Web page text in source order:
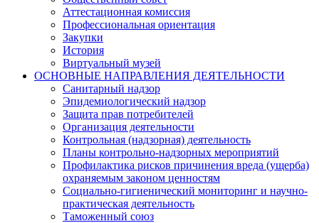
Аттестационная комиссия
Профессиональная ориентация
Закупки
История
Виртуальный музей
ОСНОВНЫЕ НАПРАВЛЕНИЯ ДЕЯТЕЛЬНОСТИ
Санитарный надзор
Эпидемиологический надзор
Защита прав потребителей
Организация деятельности
Контрольная (надзорная) деятельность
Планы контрольно-надзорных мероприятий
Профилактика рисков причинения вреда (ущерба)
охраняемым законом ценностям
Социально-гигиенический мониторинг и научно-
практическая деятельность
Таможенный союз